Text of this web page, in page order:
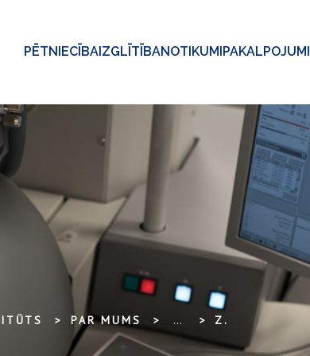
PĒTNIECĪBAIZGLĪTĪBANOTIKUMIPAKALPOJUMI
PAR MUMS ... ZIŅA